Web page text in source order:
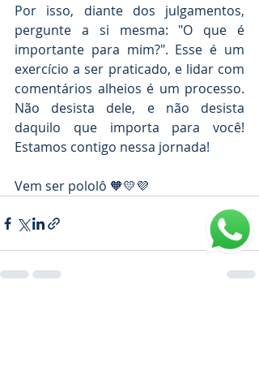
Por isso, diante dos julgamentos,
pergunte a si mesma: "O que é
importante para mim?". Esse é um
exercício a ser praticado, e lidar com
comentários alheios é um processo.
Não desista dele, e não desista
daquilo que importa para você!
Estamos contigo nessa jornada!
Vem ser pololô 🧡💛💜